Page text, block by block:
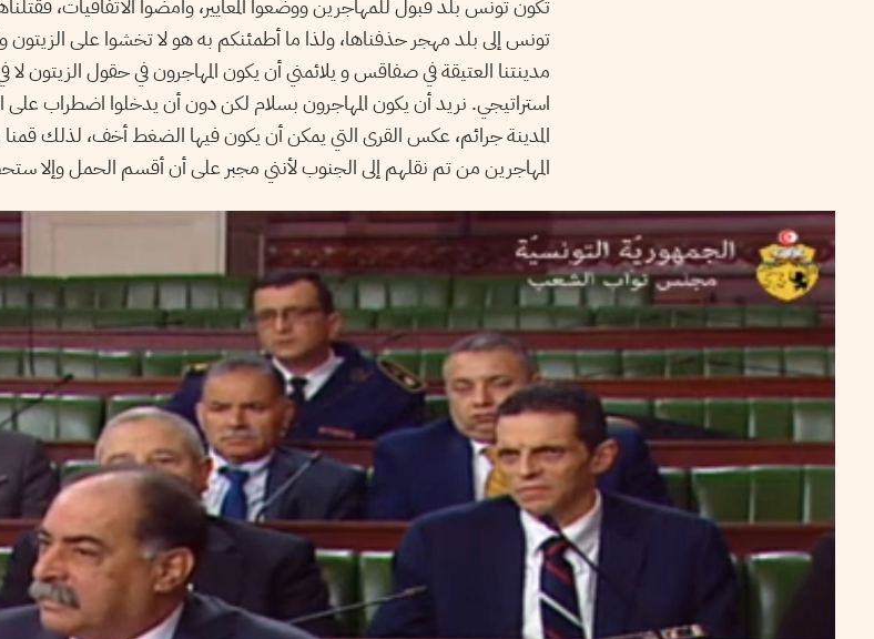
تونس إلى بلد مهجر حذفناها، ولذا ما أطمئنكم به هو لا تخشوا على الزيتون
مدينتنا العتيقة في صفاقس و يلائمني أن يكون المهاجرون في حقول الزيتون لا في
استراتيجي. نريد أن يكون المهاجرون بسلام لكن دون أن يدخلوا اضطراب على
المدينة جرائم، عكس القرى التي يمكن أن يكون فيها الضغط أخف، لذلك
المهاجرين من تم نقلهم إلى الجنوب لأنني مجبر علىأن أقسم الحمل وإلا